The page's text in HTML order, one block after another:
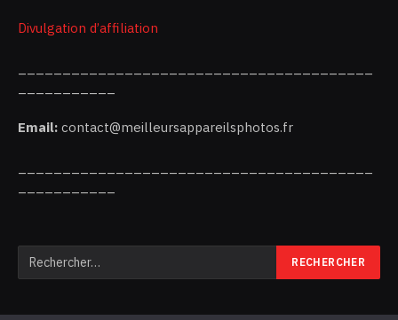
Divulgation d’affiliation
Email: contact@meilleursappareilsphotos.fr